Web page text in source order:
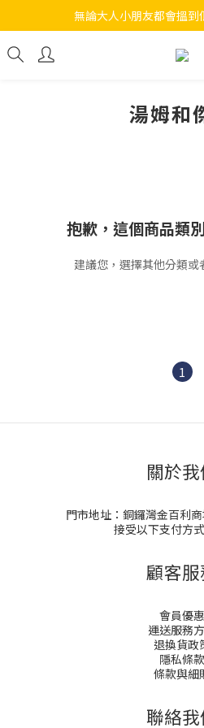
江帆天楊
無論大人小朋友都會搵到
江帆天楊砌
湯姆和
抱歉，這個商品類
建議您，選擇其他分類或
1
關於我
門市地址：銅鑼灣金百利
接受以下支付方
顧客
會員優惠
運送服務
退換貨政
隱私條款
條款與細
聯絡我